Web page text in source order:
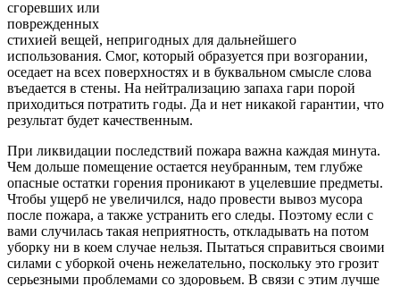
сгоревших или
поврежденных
стихией вещей, непригодных для дальнейшего
использования. Смог, который образуется при возгорании,
оседает на всех поверхностях и в буквальном смысле слова
въедается в стены. На нейтрализацию запаха гари порой
приходиться потратить годы. Да и нет никакой гарантии, что
результат будет качественным.
При ликвидации последствий пожара важна каждая минута.
Чем дольше помещение остается неубранным, тем глубже
опасные остатки горения проникают в уцелевшие предметы.
Чтобы ущерб не увеличился, надо провести вывоз мусора
после пожара, а также устранить его следы. Поэтому если с
вами случилась такая неприятность, откладывать на потом
уборку ни в коем случае нельзя. Пытаться справиться своими
силами с уборкой очень нежелательно, поскольку это грозит
серьезными проблемами со здоровьем. В связи с этим лучше